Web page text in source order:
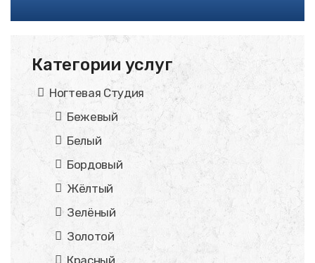
Категории услуг
Ногтевая Студия
Бежевый
Белый
Бордовый
Жёлтый
Зелёный
Золотой
Красный